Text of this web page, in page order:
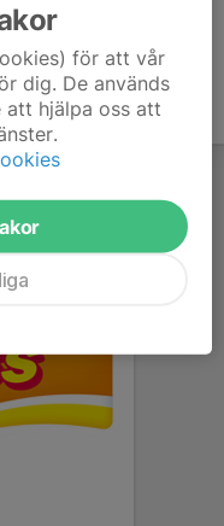
för att vår
dig. De används
hjälpa oss att